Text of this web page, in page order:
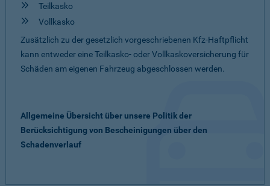
Teilkasko
Vollkasko
Zusätzlich zu der gesetzlich vorgeschriebenen Kfz-Haftpflicht
kann entweder eine Teilkasko- oder Vollkaskoversicherung für
Schäden am eigenen Fahrzeug abgeschlossen werden.
Allgemeine Übersicht über unsere Politik der
Berücksichtigung von Bescheinigungen über den
Schadenverlauf